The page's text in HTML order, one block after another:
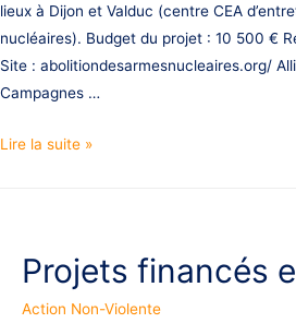
lieux à Dijon et Valduc (centre CEA
nucléaires). Budget du projet : 10 500 €
Site : abolitiondesarmesnucleaires.org/
Campagnes …
Projets
Lire la suite »
Projets financés
Action Non-Violente